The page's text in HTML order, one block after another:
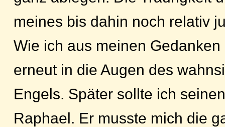
meines bis dahin noch relativ
Wie ich aus meinen
erneut in die Augen des
Engels. Später sollte ich
Raphael. Er musste mich die